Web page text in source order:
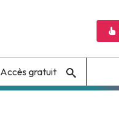
Accès gratuit